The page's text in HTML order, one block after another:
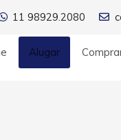
11 98929.2080
Alugar